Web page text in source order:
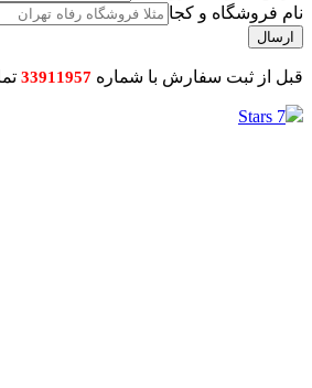
نام فروشگاه و کجا
قبل از ثبت سفارش با شماره 33911957
7 Stars